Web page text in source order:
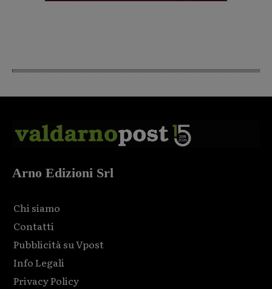
Arno Edizioni Srl
Chi siamo
Contatti
Pubblicità su Vpost
Info Legali
Privacy Policy